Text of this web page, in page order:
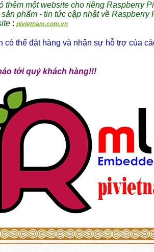
thêm một website cho riêng Raspberry
phẩm - tin tức cập nhật về
: pivietnam.com.vn
có thể đặt hàng và nhận sự hỗ trợ của
tới quý khách hàng!!!